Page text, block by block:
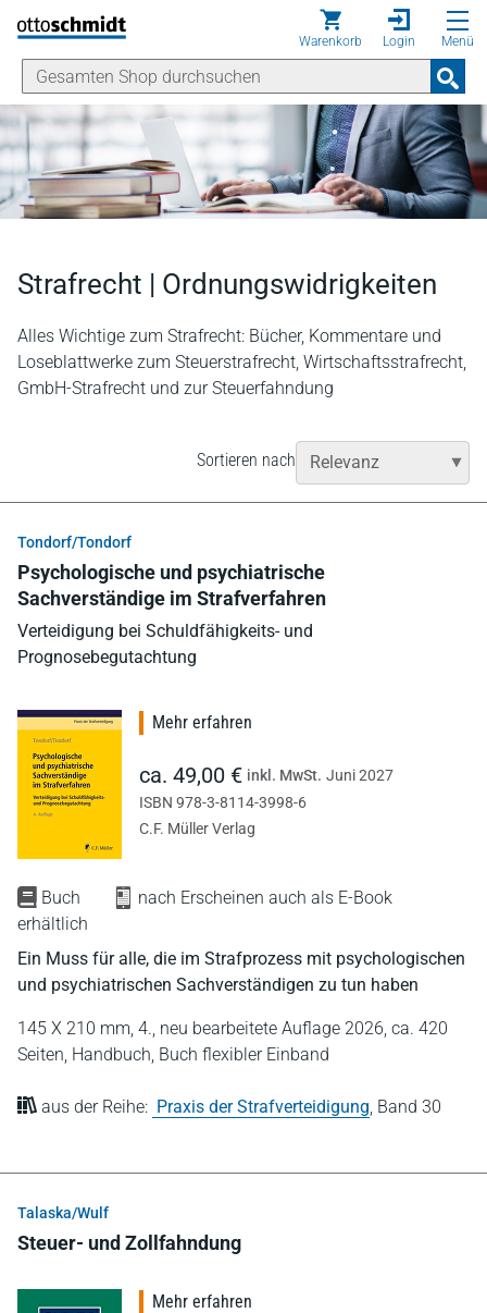
Direkt zum Inhalt
Warenkorb Login Menü
Strafrecht | Ordnungswidrigkeiten
Alles Wichtige zum Strafrecht: Bücher, Kommentare und
Loseblattwerke zum Steuerstrafrecht, Wirtschaftsstrafrecht,
GmbH-Strafrecht und zur Steuerfahndung
Sortieren nach
Tondorf/Tondorf
Psychologische und psychiatrische
Sachverständige im Strafverfahren
Verteidigung bei Schuldfähigkeits- und
Prognosebegutachtung
Buch
nach Erscheinen auch als E-Book
erhältlich
Ein Muss für alle, die im Strafprozess mit psychologischen
und psychiatrischen Sachverständigen zu tun haben
145 X 210 mm, 4., neu bearbeitete Auflage 2026, ca. 420
Seiten, Handbuch, Buch flexibler Einband
aus der Reihe: Praxis der Strafverteidigung Band 30
Mehr erfahren
ca. 49,00 € inkl. MwSt. Juni 2027
ISBN 978-3-8114-3998-6
C.F. Müller Verlag
Talaska/Wulf
Steuer- und Zollfahndung
Mehr erfahren